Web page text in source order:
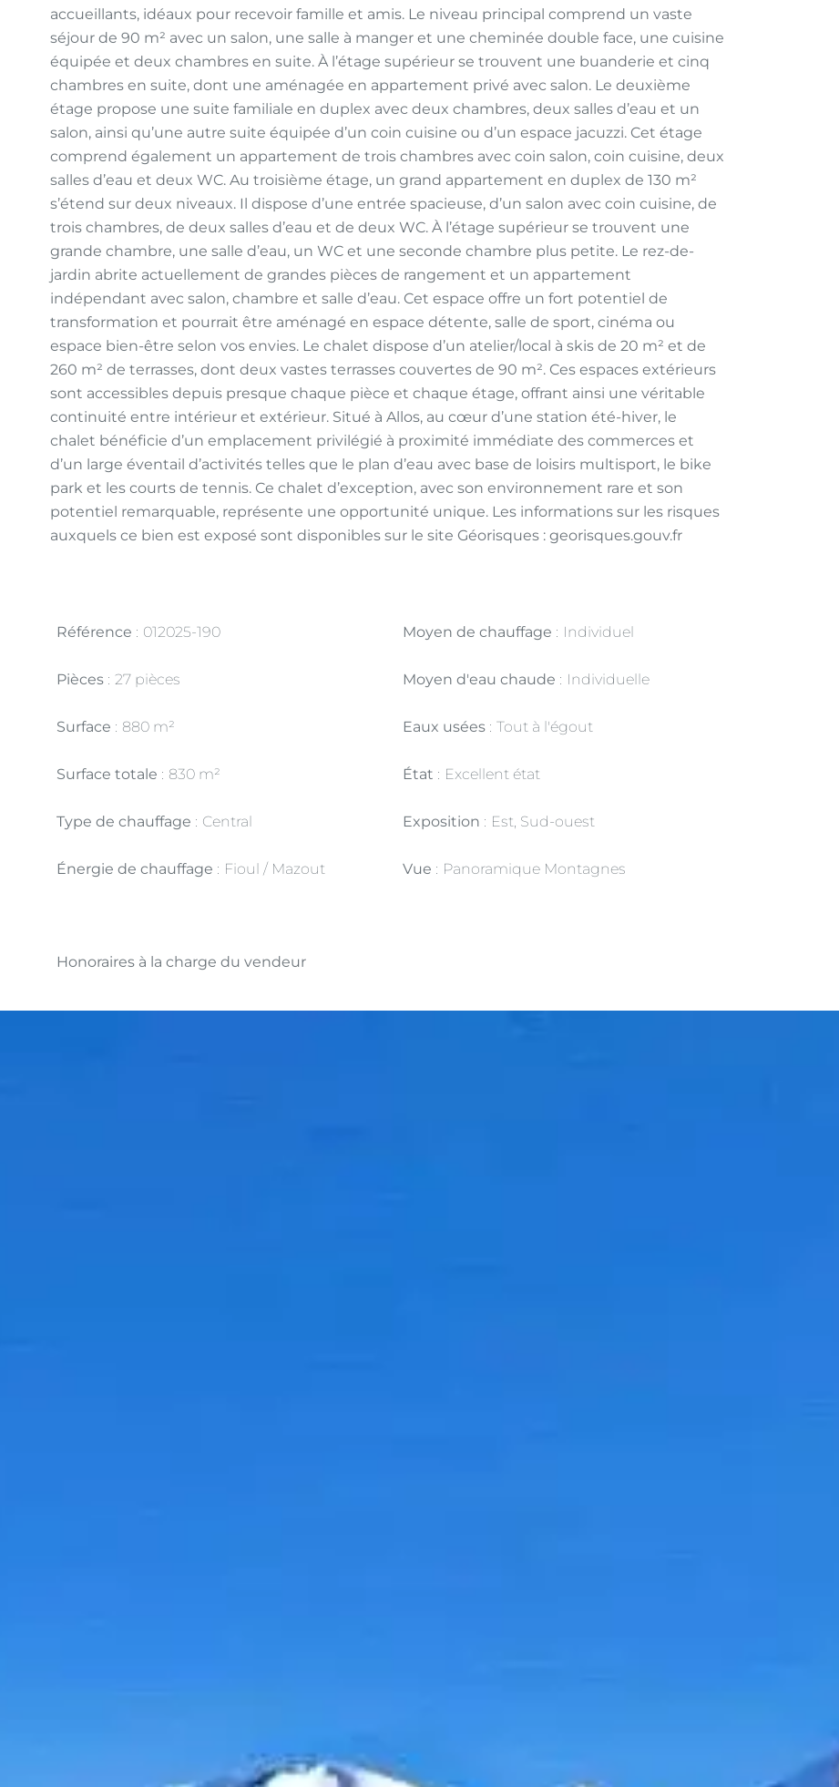
accueillants, idéaux pour recevoir famille et amis. Le niveau principal comprend un vaste
séjour de 90 m² avec un salon, une salle à manger et une cheminée double face, une cuisine
équipée et deux chambres en suite. À l’étage supérieur se trouvent une buanderie et cinq
chambres en suite, dont une aménagée en appartement privé avec salon. Le deuxième
étage propose une suite familiale en duplex avec deux chambres, deux salles d’eau et un
salon, ainsi qu’une autre suite équipée d’un coin cuisine ou d’un espace jacuzzi. Cet étage
comprend également un appartement de trois chambres avec coin salon, coin cuisine, deux
salles d’eau et deux WC. Au troisième étage, un grand appartement en duplex de 130 m²
s’étend sur deux niveaux. Il dispose d’une entrée spacieuse, d’un salon avec coin cuisine, de
trois chambres, de deux salles d’eau et de deux WC. À l’étage supérieur se trouvent une
grande chambre, une salle d’eau, un WC et une seconde chambre plus petite. Le rez-de-
jardin abrite actuellement de grandes pièces de rangement et un appartement
indépendant avec salon, chambre et salle d’eau. Cet espace offre un fort potentiel de
transformation et pourrait être aménagé en espace détente, salle de sport, cinéma ou
espace bien-être selon vos envies. Le chalet dispose d’un atelier/local à skis de 20 m² et de
260 m² de terrasses, dont deux vastes terrasses couvertes de 90 m². Ces espaces extérieurs
sont accessibles depuis presque chaque pièce et chaque étage, offrant ainsi une véritable
continuité entre intérieur et extérieur. Situé à Allos, au cœur d’une station été-hiver, le
chalet bénéficie d’un emplacement privilégié à proximité immédiate des commerces et
d’un large éventail d’activités telles que le plan d’eau avec base de loisirs multisport, le bike
park et les courts de tennis. Ce chalet d’exception, avec son environnement rare et son
potentiel remarquable, représente une opportunité unique. Les informations sur les risques
auxquels ce bien est exposé sont disponibles sur le site Géorisques : georisques.gouv.fr
Référence 012025-190
Pièces 27 pièces
Surface 880 m²
Surface totale 830 m²
Type de chauffage Central
Énergie de chauffage Fioul / Mazout
Moyen de chauffage Individuel
Moyen d'eau chaude Individuelle
Eaux usées Tout à l'égout
État Excellent état
Exposition Est, Sud-ouest
Vue Panoramique Montagnes
Honoraires à la charge du vendeur